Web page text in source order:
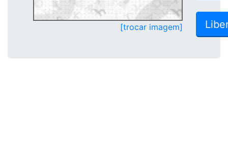
[trocar imagem]